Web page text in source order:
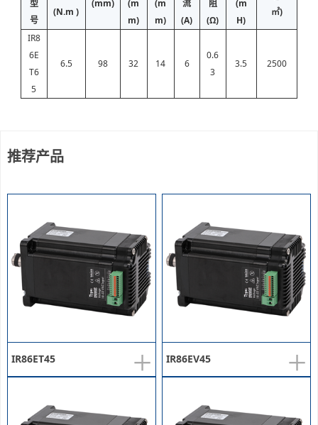
型
号
(N.m )
(mm)
(m
m)
(m
m)
流
(A)
阻
(Ω)
(m
H)
㎡)
IR8
6E
T6
5
6.5 98 32 14 6
0.6
3
3.5 2500
推荐产品
+
IR86ET45 +
IR86EV45